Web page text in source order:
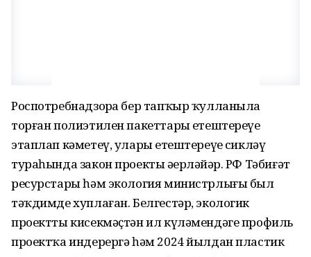
Роспотребнадзорҙа бер тапҡыр ҡулланыла
торған полиэтилен пакеттарҙы етештереүҙе
этаплап кәметеү, уларҙы етештереүҙе сикләү
тураһында закон проекты әҙерләйҙәр. РФ Тәбиғәт
ресурстары һәм экология министрлығы был
тәҡдимде хуплаған. Белгестәр, экологик
проектты кисекмәҫтән ил күләмендәге профиль
проектҡа индерергә һәм 2024 йылдан пластик